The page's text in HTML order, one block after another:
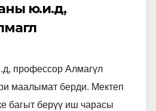
ю.и.д,
кеңири
профессор Алмагүл
маалымат берди. Мектеп
багыт берүү иш чарасы